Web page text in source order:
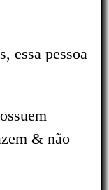
essa pessoa
& não